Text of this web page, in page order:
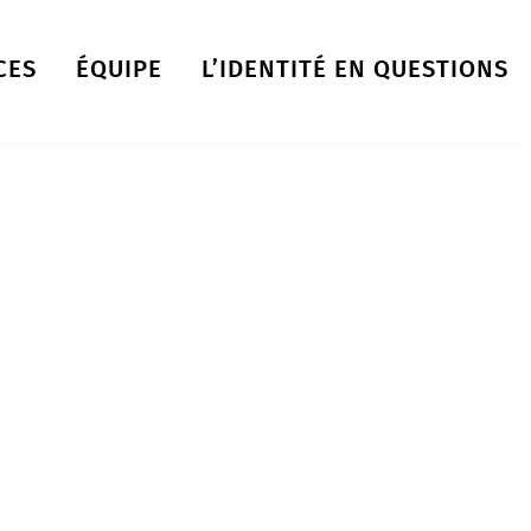
ÉQUIPE L’IDENTITÉ EN QUESTIONS